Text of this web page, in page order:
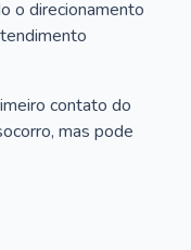
o direcionamento
contato do
mas pode